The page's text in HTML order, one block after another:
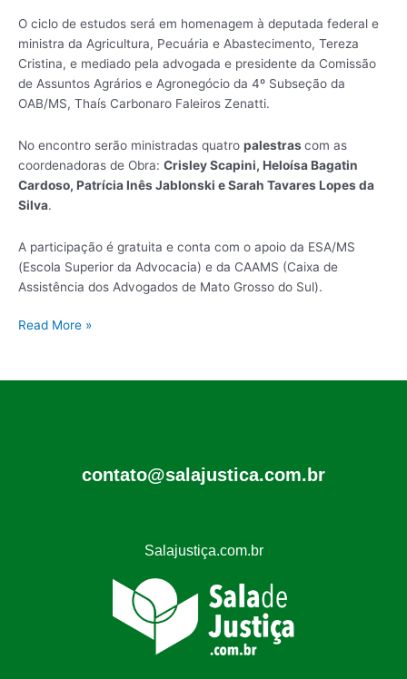
O ciclo de estudos será em homenagem à deputada federal e
ministra da Agricultura, Pecuária e Abastecimento, Tereza
Cristina, e mediado pela advogada e presidente da Comissão
de Assuntos Agrários e Agronegócio da 4º Subseção da
OAB/MS, Thaís Carbonaro Faleiros Zenatti.
No encontro serão ministradas quatro palestrascom as
coordenadoras de Obra: Crisley Scapini, Heloísa Bagatin
Cardoso, Patrícia Inês Jablonski e Sarah Tavares Lopes da
Silva.
A participação é gratuita e conta com o apoio da ESA/MS
(Escola Superior da Advocacia) e da CAAMS (Caixa de
Assistência dos Advogados de Mato Grosso do Sul).
Read More »
contato@salajustica.com.br
Salajustiça.com.br